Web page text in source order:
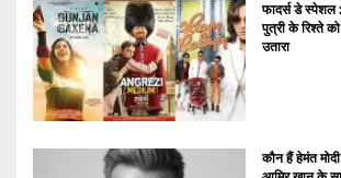
फादर्स डे स्पेशल
पुत्री के रिश्ते
उतारा
कौन हैं हेमंत